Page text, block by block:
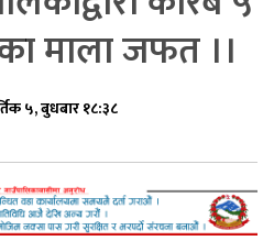
माला जफत ।।
५, बुधबार १८:३८